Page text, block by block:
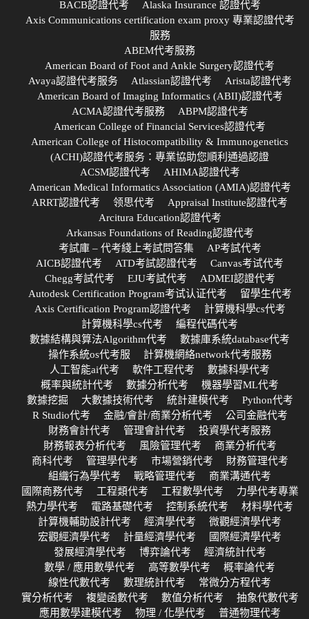
BACB認證代考
Alaska Insurance 認證代考
Axis Communications certification exam proxy 專業認證代考
服務
ABEM代考服務
American Board of Foot and Ankle Surgery認證代考
Avaya認證代考服务
Atlassian認證代考
Arista認證代考
American Board of Imaging Informatics (ABII)認證代考
ACMA認證代考服務
ABPM認證代考
American College of Financial Services認證代考
American College of Histocompatibility & Immunogenetics
(ACHI)認證代考服务：專業協助您順利通過認證
ACSM認證代考
AHIMA認證代考
American Medical Informatics Association (AMIA)認證代考
ARRT認證代考
领思代考
Appraisal Institute認證代考
Arcitura Education認證代考
Arkansas Foundations of Reading認證代考
考試庫 – 代考綫上考試問答集
AP考試代考
AICB認證代考
ATD考試認證代考
Canvas考试代考
Chegg考試代考
EJU考試代考
ADMEI認證代考
Autodesk Certification Program考试认证代考
留學生代考
Axis Certification Program認證代考
計算機科學cs代考
計算機科學cs代考
編程代碼代考
數據結構與算法Algorithm代考
數據庫系統database代考
操作系統os代考服
計算機網絡network代考服務
人工智能ai代考
軟件工程代考
數據科學代考
概率與統計代考
數據分析代考
機器學習ML代考
數據挖掘
大數據技術代考 統計建模代考
Python代考
R Studio代考
金融/會計/商業分析代考
公司金融代考
財務會計代考
管理會計代考
投資學代考服務
財務報表分析代考
風險管理代考
商業分析代考
商科代考
管理學代考 市場營銷代考
財務管理代考
組織行為學代考
戰略管理代考
商業溝通代考
國際商務代考
工程類代考 工程數學代考
力學代考專業
熱力學代考
電路基礎代考 控制系統代考
材料學代考
計算機輔助設計代考
經濟學代考
微觀經濟學代考
宏觀經濟學代考
計量經濟學代考
國際經濟學代考
發展經濟學代考
博弈論代考
經濟統計代考
數學 / 應用數學代考
高等數學代考
概率論代考
線性代數代考
數理統計代考
常微分方程代考
實分析代考
複變函數代考 數值分析代考
抽象代數代考
應用數學建模代考
物理 / 化學代考 普通物理代考